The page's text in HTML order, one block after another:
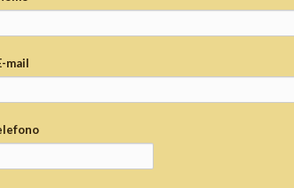
mail